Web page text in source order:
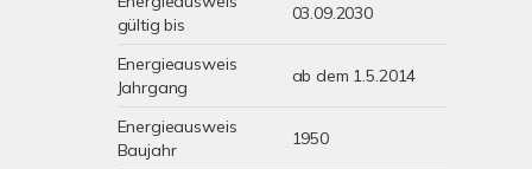
gültig bis
03.09.2030
Energieausweis
Jahrgang
ab dem 1.5.2014
Energieausweis
Baujahr
1950